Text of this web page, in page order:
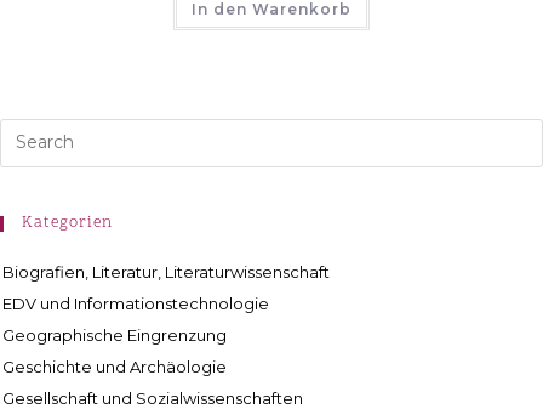
In den Warenkorb
Kategorien
Biografien, Literatur, Literaturwissenschaft
EDV und Informationstechnologie
Geographische Eingrenzung
Geschichte und Archäologie
Gesellschaft und Sozialwissenschaften